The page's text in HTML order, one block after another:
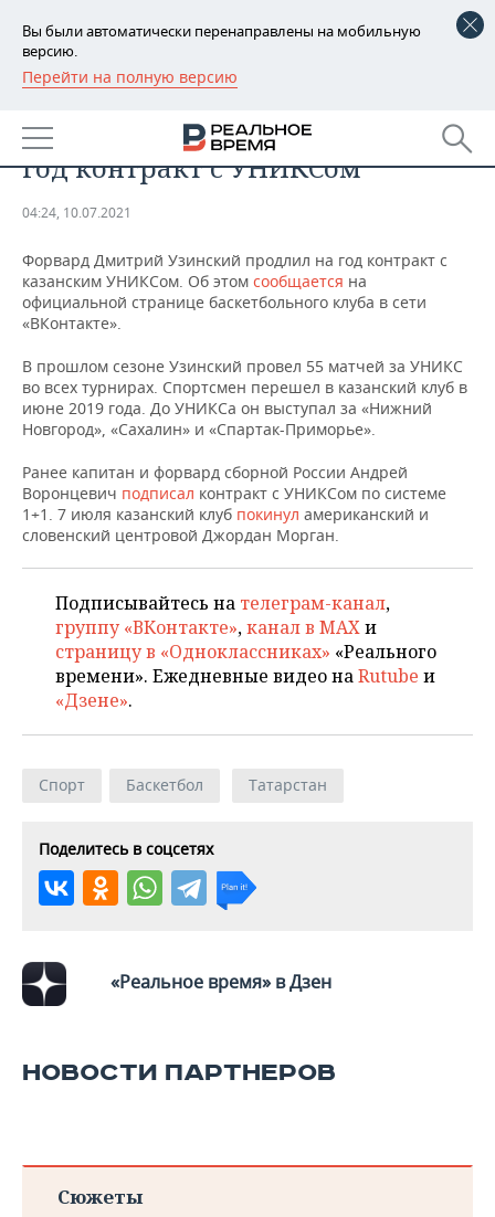
Вы были автоматически перенаправлены на мобильную
версию.
Перейти на полную версию
РЕГИОНЫ
БАШКОРТОСТАН
ТАТАРСТАН
НОВОСТИ
АНАЛИТИКА
ДЕКЛАРАЦИИ О ДОХОДАХ
КОРОЛИ ГОСЗАКАЗА ПФО
ВУЗЫ ТАТАРСТАНА
КОМУ ПРИНАДЛЕЖАТ
ТАТАРСТАНА
НОВОСТИ ЭКОНОМИКИ
ФИНАНСЫ
БАНКИ
БЮДЖЕТ
ИНВЕСТИЦИИ
ПРОМЫШЛЕННОСТЬ
НОВОСТИ
АГРОПРОМ
НЕФТЕХИМИЯ
ОПК
ЭНЕРГЕТИКА
НЕДВИЖИМОСТЬ
НОВОСТИ НЕДВИЖИМОСТИ
АВТО
НОВОСТИ АВТО
БИЗНЕС
НОВОСТИ БИЗНЕСА
РОЗНИЧНАЯ ТОРГОВЛЯ
УСЛУГИ
ТЕХНОЛОГИИ
НОВОСТИ ТЕХНОЛОГИЙ
МЕДИА
ТЕЛЕКОММУНИКАЦИИ
МЕРОПРИЯТИЯ
ВЫЕЗДНАЯ РЕДАКЦИЯ
БИЗНЕС-БРАНЧИ
ONLINE-КОНФЕРЕНЦИИ
ОТКРЫТАЯ ЛЕКЦИЯ
НОВОСТИ СПОРТА
ФУТБОЛ
ХОККЕЙ
БАСКЕТБОЛ
ВОЛЕЙБОЛ
КИБЕРСПОРТ
ВОДНЫЕ ВИДЫ СПОРТА
ОБЩЕСТВО
НОВОСТИ ОБЩЕСТВА
ВЛАСТЬ
ИНФРАСТРУКТУРА
ИСТОРИЯ
КУЛЬТУРА
ОБРАЗОВАНИЕ
ФОТОГАЛЕРЕЯ
СЮЖЕТЫ
СПРАВОЧНИК
СПИСОК ПЕРСОН
СПИСОК КОМПАНИЙ
ПОЛНАЯ ВЕРСИЯ
Дмитрий Узинский продлил на
год контракт с УНИКСом
04:24, 10.07.2021
Форвард Дмитрий Узинский продлил на год контракт с
казанским УНИКСом. Об этом сообщается на
официальной странице баскетбольного клуба в сети
«ВКонтакте».
В прошлом сезоне Узинский провел 55 матчей за УНИКС
во всех турнирах. Спортсмен перешел в казанский клуб в
июне 2019 года. До УНИКСа он выступал за «Нижний
Новгород», «Сахалин» и «Спартак-Приморье».
Ранее капитан и форвард сборной России Андрей
Воронцевич подписал контракт с УНИКСом по системе
1+1. 7 июля казанский клуб покинул американский и
словенский центровой Джордан Морган.
Подписывайтесь на телеграм-канал,
группу «ВКонтакте»,канал в MAXи
страницу в «Одноклассниках» «Реального
времени». Ежедневные видео наRutube и
«Дзене».
Спорт Баскетбол Татарстан
Поделитесь в соцсетях
«Реальное время» в Дзен
НОВОСТИ ПАРТНЕРОВ
Сюжеты